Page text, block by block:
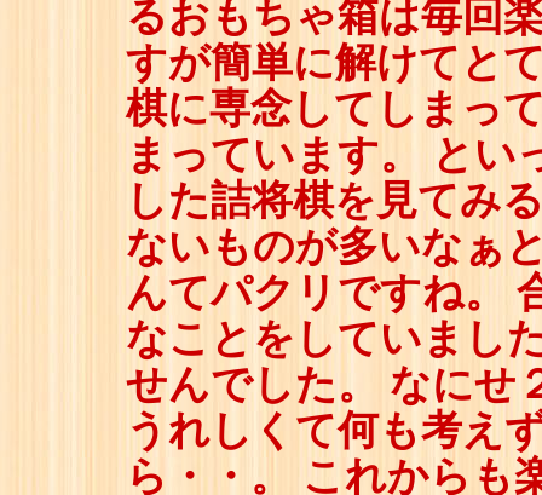
るおもちゃ箱は毎回
すが簡単に解けてと
棋に専念してしまっ
まっています。 とい
した詰将棋を見てみ
ないものが多いなぁ
んてパクリですね。
なことをしていまし
せんでした。 なにせ
うれしくて何も考え
ら・・。 これからも